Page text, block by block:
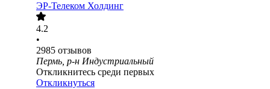
ЭР-Телеком Холдинг
4.2
•
2985 отзывов
Пермь, р-н Индустриальный
Откликнитесь среди первых
Откликнуться